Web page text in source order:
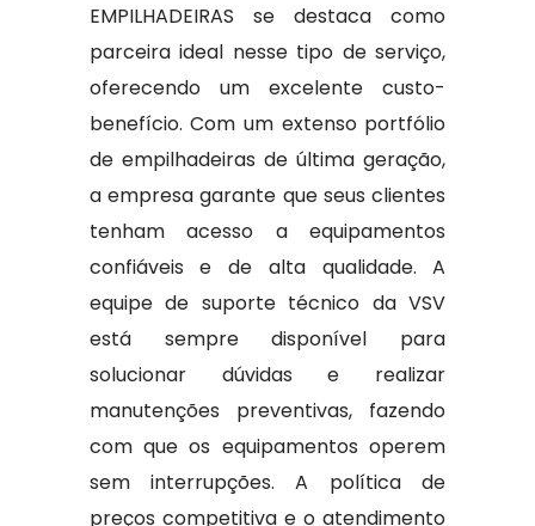
EMPILHADEIRAS se destaca como
parceira ideal nesse tipo de serviço,
oferecendo um excelente custo-
benefício. Com um extenso portfólio
de empilhadeiras de última geração,
a empresa garante que seus clientes
tenham acesso a equipamentos
confiáveis e de alta qualidade. A
equipe de suporte técnico da VSV
está sempre disponível para
solucionar dúvidas e realizar
manutenções preventivas, fazendo
com que os equipamentos operem
sem interrupções. A política de
preços competitiva e o atendimento